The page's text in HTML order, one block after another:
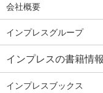
AI議事録作成術
Windows 11
Q&A
Teams踏み込み
活用術
会社概要
インプレスグループ
インプレスの書籍情
インプレスブックス